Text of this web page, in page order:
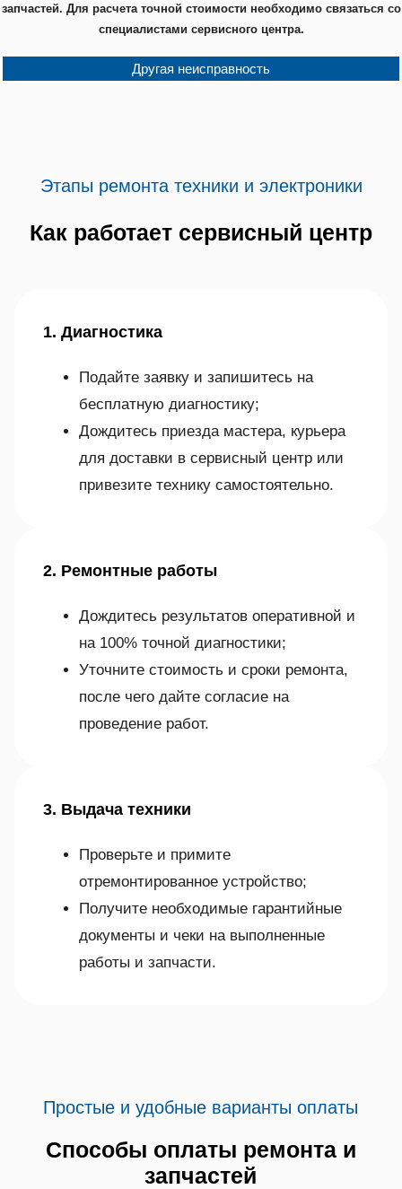
запчастей. Для расчета точной стоимости необходимо связаться со
специалистами сервисного центра.
Другая неисправность
Этапы ремонта техники и электроники
Как работает сервисный центр
1. Диагностика
Подайте заявку и запишитесь на
бесплатную диагностику;
Дождитесь приезда мастера, курьера
для доставки в сервисный центр или
привезите технику самостоятельно.
2. Ремонтные работы
Дождитесь результатов оперативной и
на 100% точной диагностики;
Уточните стоимость и сроки ремонта,
после чего дайте согласие на
проведение работ.
3. Выдача техники
Проверьте и примите
отремонтированное устройство;
Получите необходимые гарантийные
документы и чеки на выполненные
работы и запчасти.
Простые и удобные варианты оплаты
Способы оплаты ремонта и
запчастей